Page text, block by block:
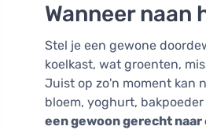
Wanneer naan
Stel je een gewone
koelkast, wat groenten,
Juist op zo'n moment kan
bloem, yoghurt,
een gewoon gerecht